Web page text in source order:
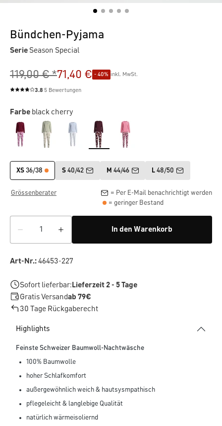
Bündchen-Pyjama
Serie Season Special
119,00 € *71,40 € - 40% inkl. MwSt.
Durchschnittliche Bewertung von 3.8 von 5 Sternen
3.8 5 Bewertungen
Farbe black cherry
XS 36/38 S40/42 M 44/46 L 48/50
Grössenberater
= Per E-Mail benachrichtigt werden
= geringer Bestand
In den Warenkorb
Art-Nr.:46453-227
Sofort lieferbar:Lieferzeit 2 - 5 Tage
Gratis Versandab 79€
30 Tage Rückgaberecht
Highlights
Feinste Schweizer Baumwoll-Nachtwäsche
100% Baumwolle
hoher Schlafkomfort
außergewöhnlich weich & hautsysmpathisch
pflegeleicht & langlebige Qualität
natürlich wärmeisoliernd